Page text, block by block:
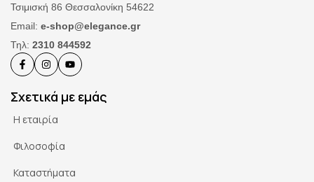
Τσιμισκή 86 Θεσσαλονίκη 54622
Email: e-shop@elegance.gr
Τηλ: 2310 844592
Σχετικά με εμάς
Η εταιρία
Φιλοσοφία
Καταστήματα